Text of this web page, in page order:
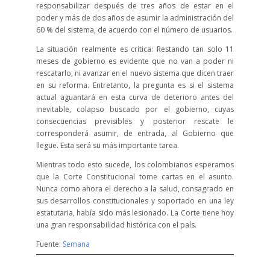
responsabilizar después de tres años de estar en el
poder y más de dos años de asumir la administración del
60 % del sistema, de acuerdo con el número de usuarios.
La situación realmente es crítica: Restando tan solo 11
meses de gobierno es evidente que no van a poder ni
rescatarlo, ni avanzar en el nuevo sistema que dicen traer
en su reforma. Entretanto, la pregunta es si el sistema
actual aguantará en esta curva de deterioro antes del
inevitable, colapso buscado por el gobierno, cuyas
consecuencias previsibles y posterior rescate le
corresponderá asumir, de entrada, al Gobierno que
llegue. Esta será su más importante tarea.
Mientras todo esto sucede, los colombianos esperamos
que la Corte Constitucional tome cartas en el asunto.
Nunca como ahora el derecho a la salud, consagrado en
sus desarrollos constitucionales y soportado en una ley
estatutaria, había sido más lesionado. La Corte tiene hoy
una gran responsabilidad histórica con el país.
Fuente: Semana